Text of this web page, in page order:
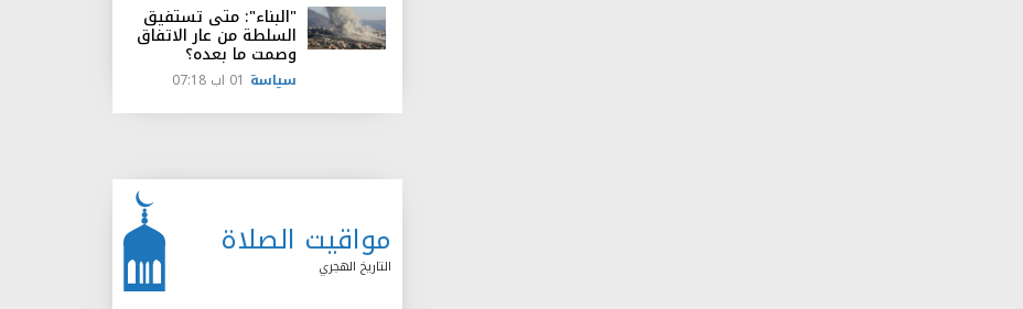
"البناء": متى تستفيق
السلطة من عار الاتفاق
وصمت ما بعده؟
سياسة 01 اب 07:18
مواقيت الصلاة
التاريخ الهجري